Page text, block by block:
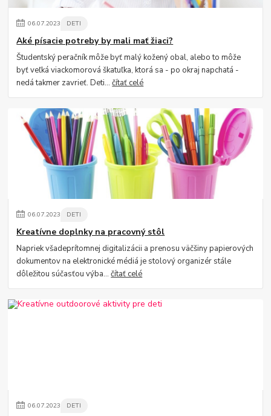
06.07.2023 DETI
Aké písacie potreby by mali mať žiaci?
Študentský peračník môže byť malý kožený obal, alebo to môže
byť veľká viackomorová škatuľka, ktorá sa - po okraj napchatá -
nedá takmer zavrieť. Deti...čítať celé
06.07.2023 DETI
Kreatívne doplnky na pracovný stôl
Napriek všadeprítomnej digitalizácii a prenosu väčšiny papierových
dokumentov na elektronické médiá je stolový organizér stále
dôležitou súčasťou výba...čítať celé
06.07.2023 DETI